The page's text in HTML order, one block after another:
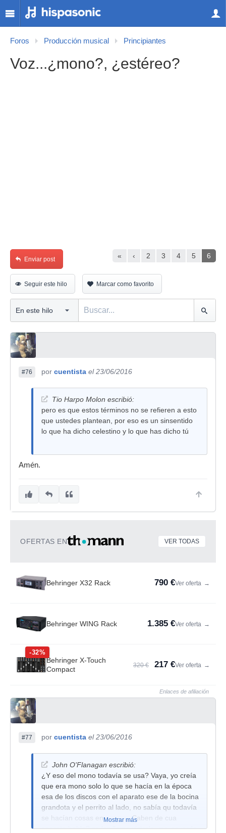
Foros Producción musical Principiantes
Voz...¿mono?, ¿estéreo?
« ‹ 2 3 4 5 6
Enviar post
Seguir este hilo Marcar como favorito
#76 por cuentista el 23/06/2016
Tio Harpo Molon escribió:
pero es que estos términos no se refieren a esto
que ustedes plantean, por eso es un sinsentido
lo que ha dicho celestino y lo que has dicho tú
Amén.
OFERTAS EN VER TODAS
Behringer X32 Rack 790 €Ver oferta →
Behringer WING Rack 1.385 €Ver oferta →
-32%
Behringer X-Touch
Compact
320 € 217 €Ver oferta →
Enlaces de afiliación
#77 por cuentista el 23/06/2016
John O'Flanagan escribió:
¿Y eso del mono todavía se usa? Vaya, yo creía
que era mono solo lo que se hacía en la época
esa de los discos con el aparato ese de la bocina
grandota y el perrito al lado, no sabía qu todavía
se hacían cosas en mono. ¿Saben de cua
aparato hablo? se les llama victrola, me acuerdo
Mostrar más